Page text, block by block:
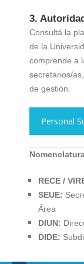
3.
Consultá la
de la
comprende a
secretarios/
de gestión.
Personal
RECE /
SEUE:
Área
DIUN:
DIDE: